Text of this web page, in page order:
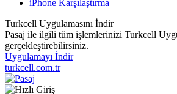
iPhone Karşılaştırma
Turkcell Uygulamasını İndir
Pasaj ile ilgili tüm işlemlerinizi Turkcell
gerçekleştirebilirsiniz.
Uygulamayı İndir
turkcell.com.tr